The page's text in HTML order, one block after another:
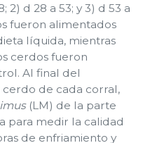
2) d 28 a 53; y 3) d 53 a
fueron alimentados
líquida, mientras
cerdos fueron
Al final del
cerdo de cada corral,
(LM) de la parte
para medir la calidad
de enfriamiento y